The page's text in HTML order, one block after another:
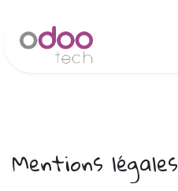
Mentions légales